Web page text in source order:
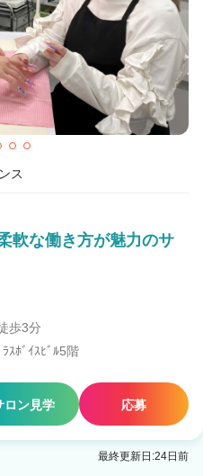
山）
ス
軟な働き方が魅力のサ
歩3分
ｽﾎﾞｲｽﾋﾞﾙ5階
ロン見学 応募
最終更新日:24日前